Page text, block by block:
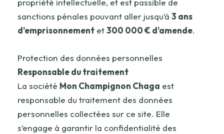
propriété intellectuelle, et est passible de
sanctions pénales pouvant aller jusqu’à 3 ans
d’emprisonnement et300 000 € d’amende.
Protection des données personnelles
Responsable du traitement
La société Mon Champignon Chaga est
responsable du traitement des données
personnelles collectées sur ce site. Elle
s’engage à garantir la confidentialité des